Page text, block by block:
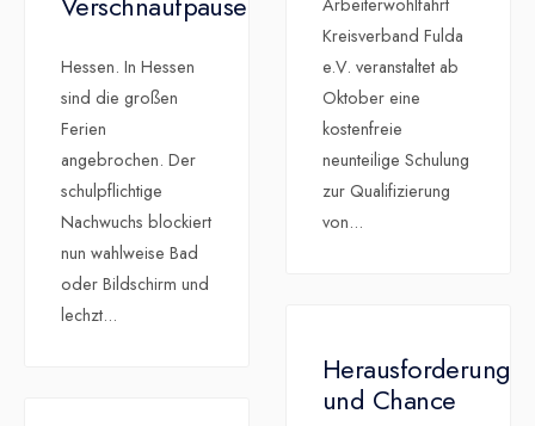
Arbeiterwohlfahrt
Kreisverband Fulda
e.V. veranstaltet ab
Oktober eine
kostenfreie
neunteilige Schulung
zur Qualifizierung
von...
Hessen. In Hessen
sind die großen
Ferien
angebrochen. Der
schulpflichtige
Nachwuchs blockiert
nun wahlweise Bad
oder Bildschirm und
lechzt...
Herausforderung
und Chance